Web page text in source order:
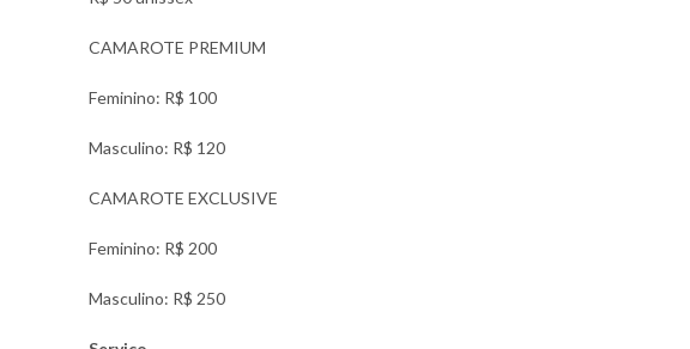
CAMAROTE PREMIUM
Feminino: R$ 100
Masculino: R$ 120
CAMAROTE EXCLUSIVE
Feminino: R$ 200
Masculino: R$ 250